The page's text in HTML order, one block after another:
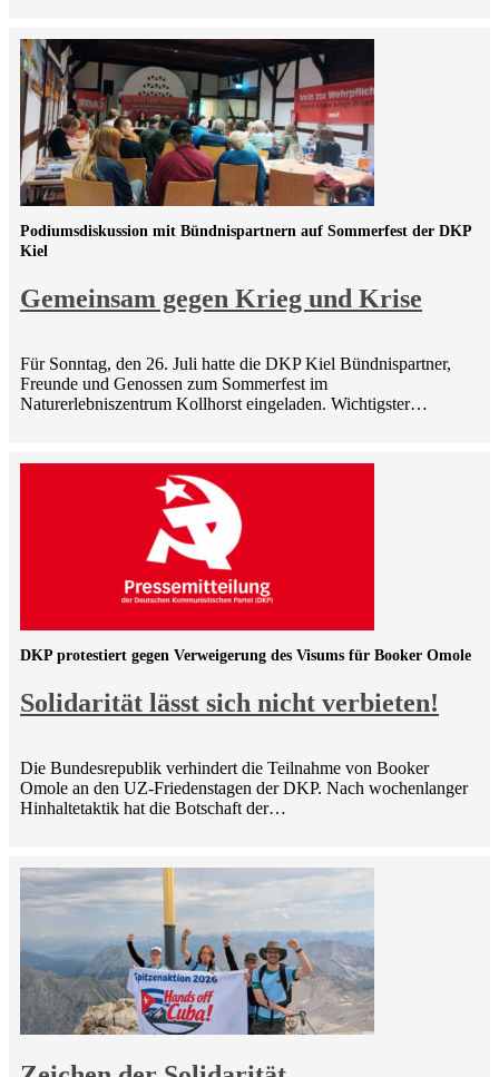
Gemeinsam gegen Krieg und Krise
Podiumsdiskussion mit Bündnispartnern auf Sommerfest der DKP
Kiel
Für Sonntag, den 26. Juli hatte die DKP Kiel Bündnispartner,
Freunde und Genossen zum Sommerfest im
Naturerlebniszentrum Kollhorst eingeladen. Wichtigster…
Solidarität lässt sich nicht verbieten!
DKP protestiert gegen Verweigerung des Visums für Booker Omole
Die Bundesrepublik verhindert die Teilnahme von Booker
Omole an den UZ-Friedenstagen der DKP. Nach wochenlanger
Hinhaltetaktik hat die Botschaft der…